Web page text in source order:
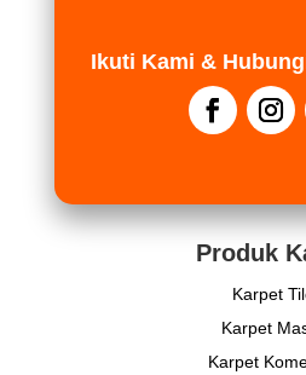
Ikuti Kami &
Produk
Karpet
Karpet
Karpet